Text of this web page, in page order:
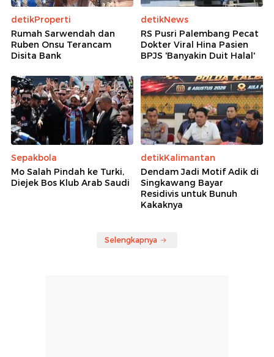
detikProperti
Rumah Sarwendah dan
Ruben Onsu Terancam
Disita Bank
detikNews
RS Pusri Palembang Pecat
Dokter Viral Hina Pasien
BPJS 'Banyakin Duit Halal'
Sepakbola
Mo Salah Pindah ke Turki,
Diejek Bos Klub Arab Saudi
detikKalimantan
Dendam Jadi Motif Adik di
Singkawang Bayar
Residivis untuk Bunuh
Kakaknya
Selengkapnya